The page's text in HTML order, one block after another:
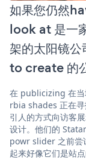
如果您仍然
look at 是一
架的太阳镜
to create 的
在 publicizing 在当
rbia shades 正在
引人的方式向访客
设计。他们的
powr slider 之前
起来好像它们是站